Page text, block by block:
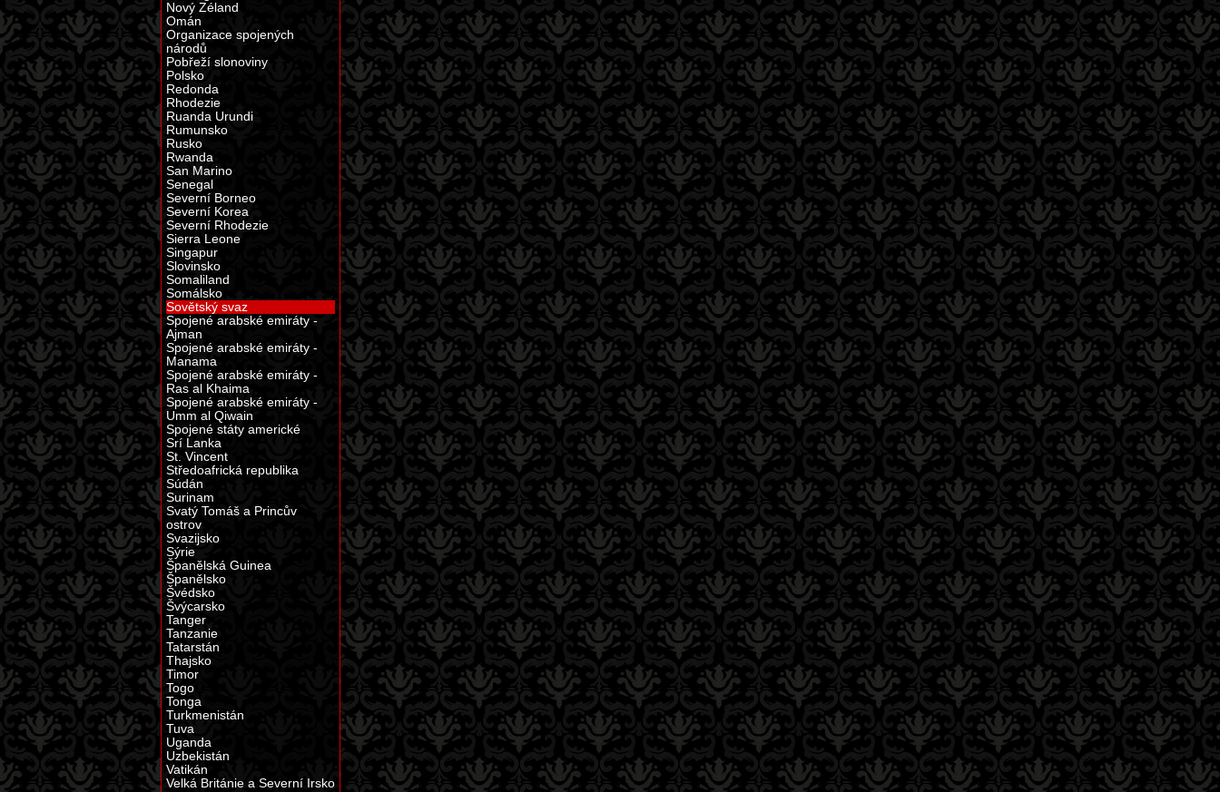
Nový Zéland
Omán
Organizace spojených
národů
Pobřeží slonoviny
Polsko
Redonda
Rhodezie
Ruanda Urundi
Rumunsko
Rusko
Rwanda
San Marino
Senegal
Severní Borneo
Severní Korea
Severní Rhodezie
Sierra Leone
Singapur
Slovinsko
Somaliland
Somálsko
Sovětský svaz
Spojené arabské emiráty -
Ajman
Spojené arabské emiráty -
Manama
Spojené arabské emiráty -
Ras al Khaima
Spojené arabské emiráty -
Umm al Qiwain
Spojené státy americké
Srí Lanka
St. Vincent
Středoafrická republika
Súdán
Surinam
Svatý Tomáš a Princův
ostrov
Svazijsko
Sýrie
Španělská Guinea
Španělsko
Švédsko
Švýcarsko
Tanger
Tanzanie
Tatarstán
Thajsko
Timor
Togo
Tonga
Turkmenistán
Tuva
Uganda
Uzbekistán
Vatikán
Velká Británie a Severní Irsko